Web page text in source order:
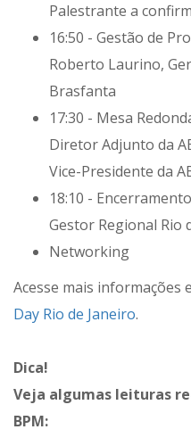
Palestrante a
16:50 - Gestão de
Roberto Laurino,
Brasfanta
17:30 - Mesa
Diretor Adjunto da
Vice-Presidente da
18:10 -
Gestor Regional Rio
Networking
Acesse mais informações
Day Rio de Janeiro.
Dica!
Veja algumas leituras
BPM: